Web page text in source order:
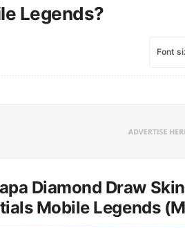
Legends?
Font
Diamond Draw
Mobile Legends